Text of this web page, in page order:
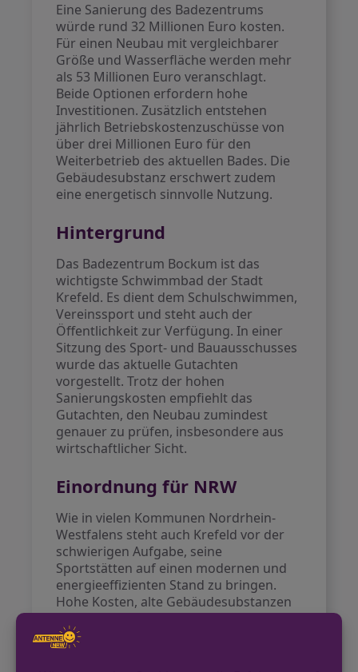
Eine Sanierung des Badezentrums
würde rund 32 Millionen Euro kosten.
Für einen Neubau mit vergleichbarer
Größe und Wasserfläche werden mehr
als 53 Millionen Euro veranschlagt.
Beide Optionen erfordern hohe
Investitionen. Zusätzlich entstehen
jährlich Betriebskostenzuschüsse von
über drei Millionen Euro für den
Weiterbetrieb des aktuellen Bades. Die
Gebäudesubstanz erschwert zudem
eine energetisch sinnvolle Nutzung.
Hintergrund
Das Badezentrum Bockum ist das
wichtigste Schwimmbad der Stadt
Krefeld. Es dient dem Schulschwimmen,
Vereinssport und steht auch der
Öffentlichkeit zur Verfügung. In einer
Sitzung des Sport- und Bauausschusses
wurde das aktuelle Gutachten
vorgestellt. Trotz der hohen
Sanierungskosten empfiehlt das
Gutachten, den Neubau zumindest
genauer zu prüfen, insbesondere aus
wirtschaftlicher Sicht.
Einordnung für NRW
Wie in vielen Kommunen Nordrhein-
Westfalens steht auch Krefeld vor der
schwierigen Aufgabe, seine
Sportstätten auf einen modernen und
energieeffizienten Stand zu bringen.
Hohe Kosten, alte Gebäudesubstanzen
und steigende energetische
Anforderungen stellen Städte und
Gemeinden vor komplexe finanzielle